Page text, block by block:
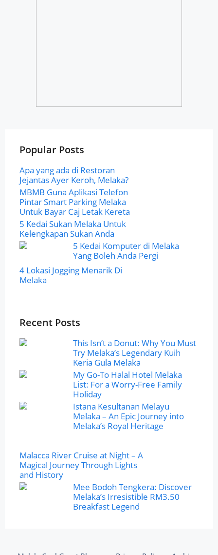
Popular Posts
Apa yang ada di Restoran
Jejantas Ayer Keroh, Melaka?
MBMB Guna Aplikasi Telefon
Pintar Smart Parking Melaka
Untuk Bayar Caj Letak Kereta
5 Kedai Sukan Melaka Untuk
Kelengkapan Sukan Anda
5 Kedai Komputer di Melaka
Yang Boleh Anda Pergi
4 Lokasi Jogging Menarik Di
Melaka
Recent Posts
This Isn’t a Donut: Why You Must
Try Melaka’s Legendary Kuih
Keria Gula Melaka
My Go-To Halal Hotel Melaka
List: For a Worry-Free Family
Holiday
Istana Kesultanan Melayu
Melaka – An Epic Journey into
Melaka’s Royal Heritage
Malacca River Cruise at Night – A
Magical Journey Through Lights
and History
Mee Bodoh Tengkera: Discover
Melaka’s Irresistible RM3.50
Breakfast Legend